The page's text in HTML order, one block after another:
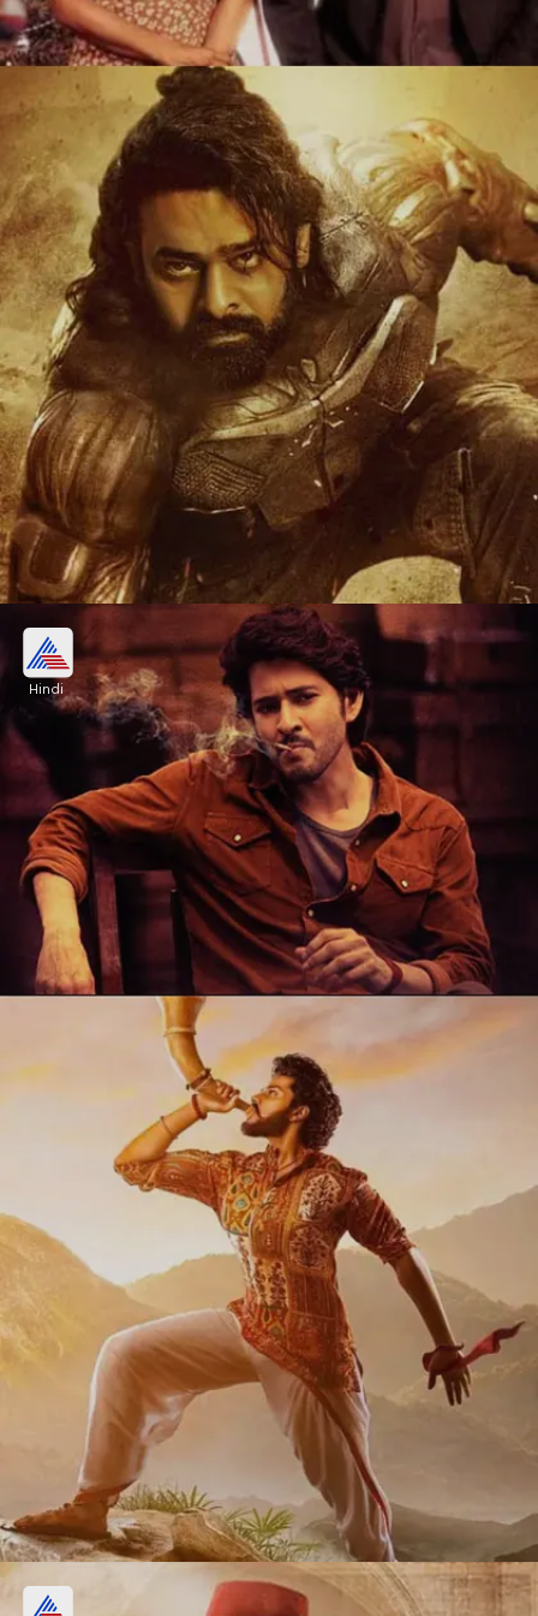
मेरी क्रिसमस-कल्कि 2898 एडी में क्लैश
कैटरीना कैफ और विजय सेतुपति की फिल्म मेरी क्रिसमस 12
जनवरी की रिलीज हो रही है। वहीं, इसी दिन साउथ स्टार प्रभास
और दीपिका पादुकोण की फिल्म कल्कि 2898 एडी भी रिलीज
होगी।
Image credits: instagram
Hindi
गुंटूर करम-हनुमान की होगा BO पर टक्कर